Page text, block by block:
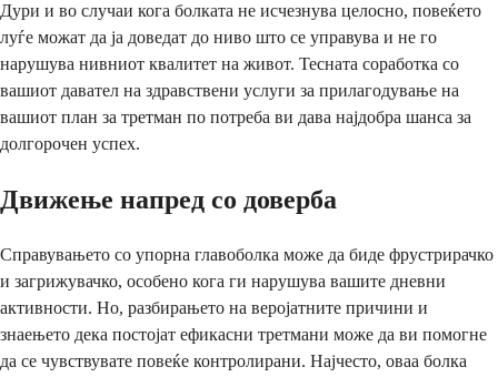
Дури и во случаи кога болката не исчезнува целосно, повеќето
луѓе можат да ја доведат до ниво што се управува и не го
нарушува нивниот квалитет на живот. Тесната соработка со
вашиот давател на здравствени услуги за прилагодување на
вашиот план за третман по потреба ви дава најдобра шанса за
долгорочен успех.
Движење напред со доверба
Справувањето со упорна главоболка може да биде фрустрирачко
и загрижувачко, особено кога ги нарушува вашите дневни
активности. Но, разбирањето на веројатните причини и
знаењето дека постојат ефикасни третмани може да ви помогне
да се чувствувате повеќе контролирани. Најчесто, оваа болка